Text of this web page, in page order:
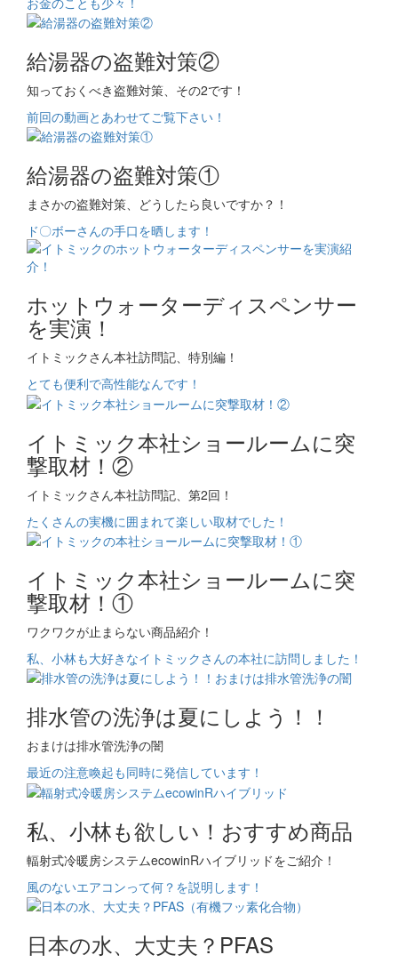
給湯器の盗難対策②
知っておくべき盗難対策、その2です！
前回の動画とあわせてご覧下さい！
給湯器の盗難対策①
まさかの盗難対策、どうしたら良いですか？！
ド〇ボーさんの手口を晒します！
ホットウォーターディスペンサー
を実演！
イトミックさん本社訪問記、特別編！
とても便利で高性能なんです！
イトミック本社ショールームに突
撃取材！②
イトミックさん本社訪問記、第2回！
たくさんの実機に囲まれて楽しい取材でした！
イトミック本社ショールームに突
撃取材！①
ワクワクが止まらない商品紹介！
私、小林も大好きなイトミックさんの本社に訪問しました！
排水管の洗浄は夏にしよう！！
おまけは排水管洗浄の闇
最近の注意喚起も同時に発信しています！
私、小林も欲しい！おすすめ商品
輻射式冷暖房システムecowinRハイブリッドをご紹介！
風のないエアコンって何？を説明します！
日本の水、大丈夫？PFAS